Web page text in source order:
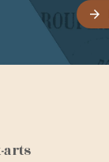
arrow_forward
arts